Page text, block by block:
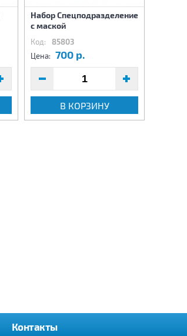
Набор Спецподразделение
с маской
Код: 85803
Цена: 700 р.
В КОРЗИНУ
Контакты